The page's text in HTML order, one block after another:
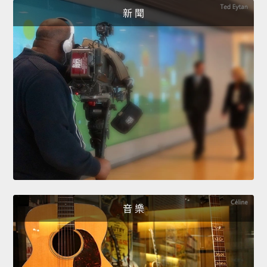
新 聞
音 樂